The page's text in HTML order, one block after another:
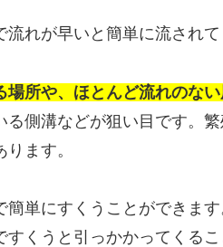
れが早いと簡単に流されて
所や、ほとんど流れのな
側溝などが狙い目です。
ます。
簡単にすくうことができま
くうと引っかかってくるこ